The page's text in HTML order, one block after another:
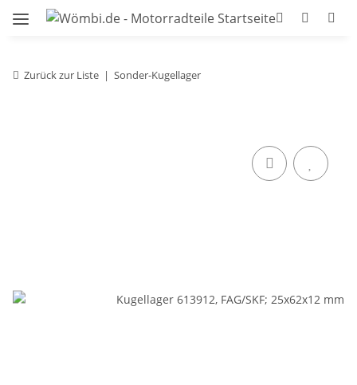
Zurück zur Liste Sonder-Kugellager